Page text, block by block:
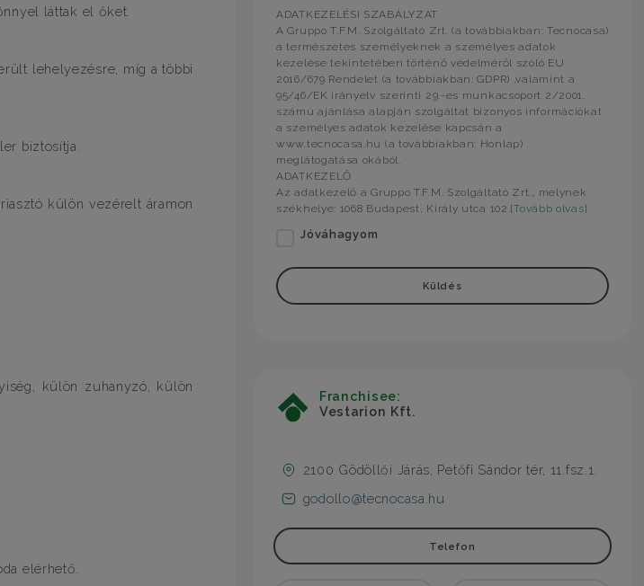
láttak el őket.
lehelyezésre, míg a többi
biztosítja.
külön vezérelt áramon
külön zuhanyzó, külön
elérhető.
ADATKEZELÉSI SZABÁLYZAT
A Gruppo T.F.M. Szolgáltató Zrt. (a továbbiakban: Tecnocasa)
a természetes személyeknek a személyes adatok
kezelése tekintetében történő védelméről szóló EU
2016/679 Rendelet (a továbbiakban: GDPR) ,valamint a
95/46/EK irányelv szerinti 29.-es munkacsoport 2/2001.
számú ajánlása alapján szolgáltat bizonyos információkat
a személyes adatok kezelése kapcsán a
www.tecnocasa.hu (a továbbiakban: Honlap)
meglátogatása okából.
ADATKEZELŐ
Az adatkezelő a Gruppo T.F.M. Szolgáltató Zrt., melynek
székhelye: 1068 Budapest, Király utca 102.[Tovább olvas]
Jóváhagyom
Küldés
Franchisee:
Vestarion Kft.
2100 Gödöllői Járás, Petőfi Sándor tér, 11.fsz.1.
godollo@tecnocasa.hu
Telefon